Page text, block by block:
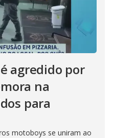
agredido por
na
para
motoboys se uniram ao